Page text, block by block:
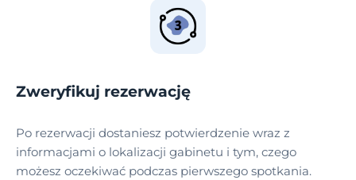
Zweryfikuj rezerwację
Po rezerwacji dostaniesz potwierdzenie wraz z
informacjami o lokalizacji gabinetu i tym, czego
możesz oczekiwać podczas pierwszego spotkania.